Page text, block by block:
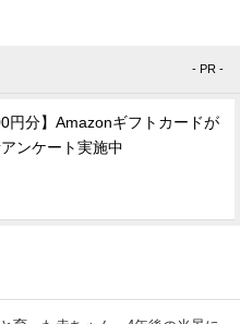
- PR -
円分】Amazonギフトカードが
ンケート実施中